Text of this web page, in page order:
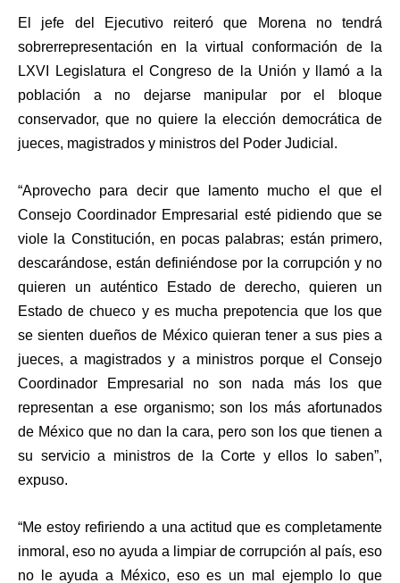
El jefe del Ejecutivo reiteró que Morena no tendrá
sobrerrepresentación en la virtual conformación de la
LXVI Legislatura el Congreso de la Unión y llamó a la
población a no dejarse manipular por el bloque
conservador, que no quiere la elección democrática de
jueces, magistrados y ministros del Poder Judicial.
“Aprovecho para decir que lamento mucho el que el
Consejo Coordinador Empresarial esté pidiendo que se
viole la Constitución, en pocas palabras; están primero,
descarándose, están definiéndose por la corrupción y no
quieren un auténtico Estado de derecho, quieren un
Estado de chueco y es mucha prepotencia que los que
se sienten dueños de México quieran tener a sus pies a
jueces, a magistrados y a ministros porque el Consejo
Coordinador Empresarial no son nada más los que
representan a ese organismo; son los más afortunados
de México que no dan la cara, pero son los que tienen a
su servicio a ministros de la Corte y ellos lo saben”,
expuso.
“Me estoy refiriendo a una actitud que es completamente
inmoral, eso no ayuda a limpiar de corrupción al país, eso
no le ayuda a México, eso es un mal ejemplo lo que